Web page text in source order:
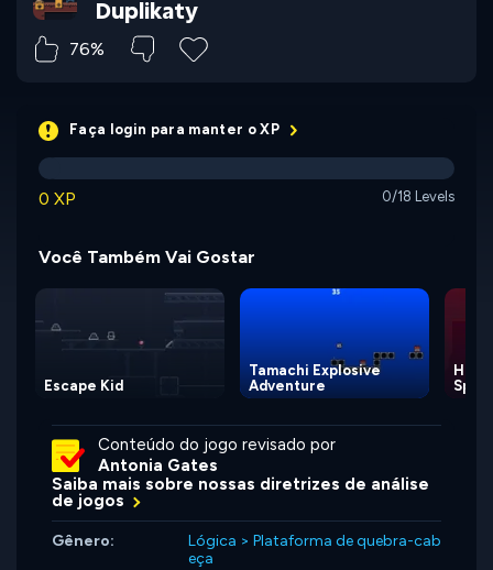
Duplikaty
76%
Faça login para manter o XP
0 XP 0/18 Levels
Você Também Vai Gostar
Spell!
Escape Kid
Tamachi Explosive
Adventure
Conteúdo do jogo revisado por
Antonia Gates
Saiba mais sobre nossas diretrizes de análise
de jogos
Gênero: Lógica > Plataforma de quebra-cab
eça